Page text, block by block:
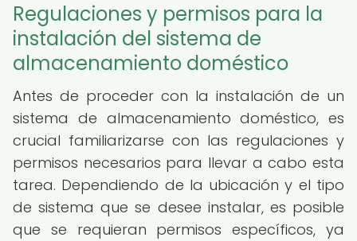
Regulaciones y permisos para la
instalación del sistema de
almacenamiento doméstico
Antes de proceder con la instalación de un
sistema de almacenamiento doméstico, es
crucial familiarizarse con las regulaciones y
permisos necesarios para llevar a cabo esta
tarea. Dependiendo de la ubicación y el tipo
de sistema que se desee instalar, es posible
que se requieran permisos específicos, ya